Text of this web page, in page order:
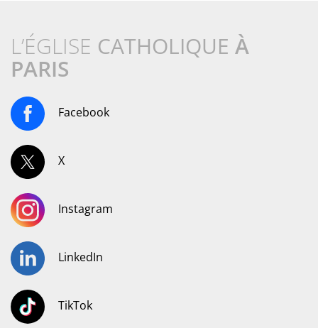
L’ÉGLISE CATHOLIQUE À
PARIS
Facebook
X
Instagram
LinkedIn
TikTok